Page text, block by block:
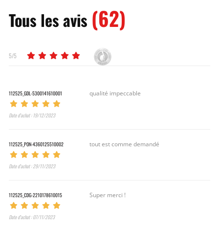
Tous les avis (62)
5/5
112525_GDL-5300141610001
Date d’achat : 19/12/2023
qualité impeccable
112525_PON-4360125510002
Date d’achat : 29/11/2023
tout est comme demandé
112525_CDG-2210178610015
Date d’achat : 07/11/2023
Super merci !